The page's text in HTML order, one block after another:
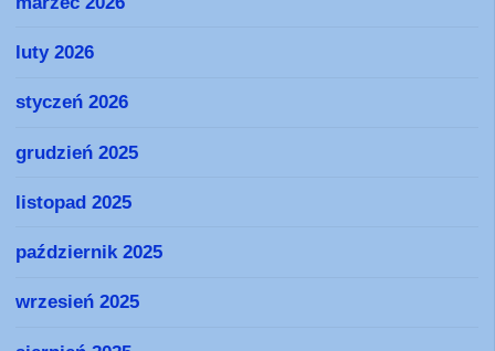
luty 2026
styczeń 2026
grudzień 2025
listopad 2025
październik 2025
wrzesień 2025